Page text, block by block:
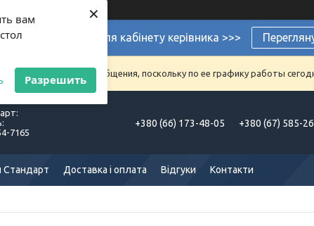
вам
Разрешить
×
Супермеблі для кабінету керівника >>>
заказы и сообщения, поскольку по ее графику работы
7165
+380 (66) 173-48-05 +380 (67) 585-
Стандарт Доставка і оплата Відгуки Контакти